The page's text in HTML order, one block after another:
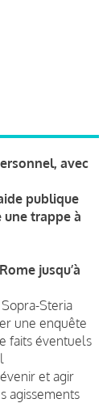
avec
publique
trappe à
jusqu’à
Steria
une enquête
faits éventuels
et agir
agissements